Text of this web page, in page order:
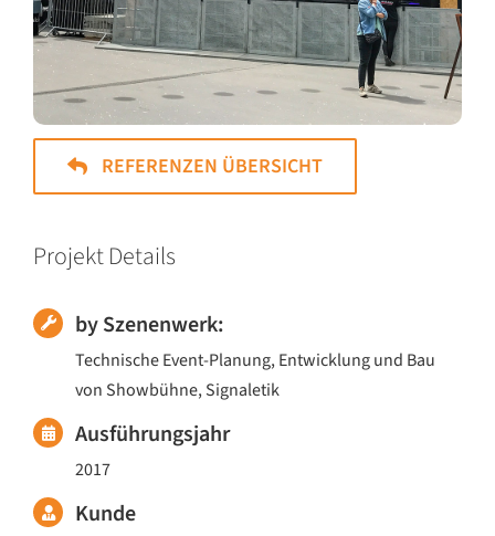
REFERENZEN ÜBERSICHT
Projekt Details
by Szenenwerk:
Technische Event-Planung, Entwicklung und Bau
von Showbühne, Signaletik
Ausführungsjahr
2017
Kunde